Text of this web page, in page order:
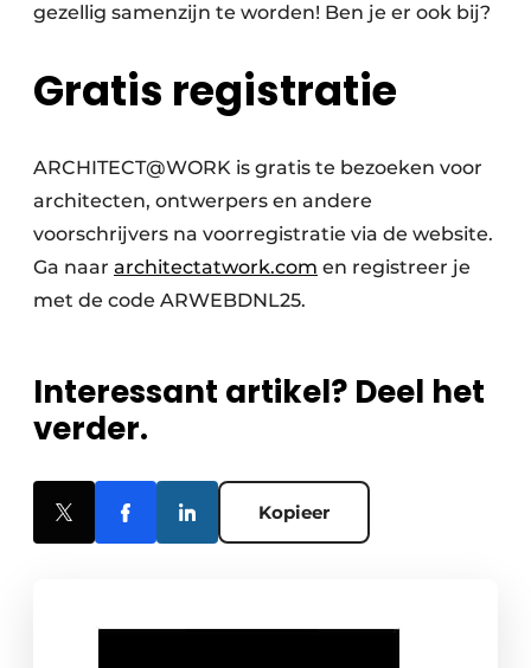
gezellig samenzijn te worden! Ben je er ook bij?
Gratis registratie
ARCHITECT@WORK is gratis te bezoeken voor
architecten, ontwerpers en andere
voorschrijvers na voorregistratie via de website.
Ga naar architectatwork.com en registreer je
met de code ARWEBDNL25.
Interessant artikel? Deel het
verder.
Kopieer